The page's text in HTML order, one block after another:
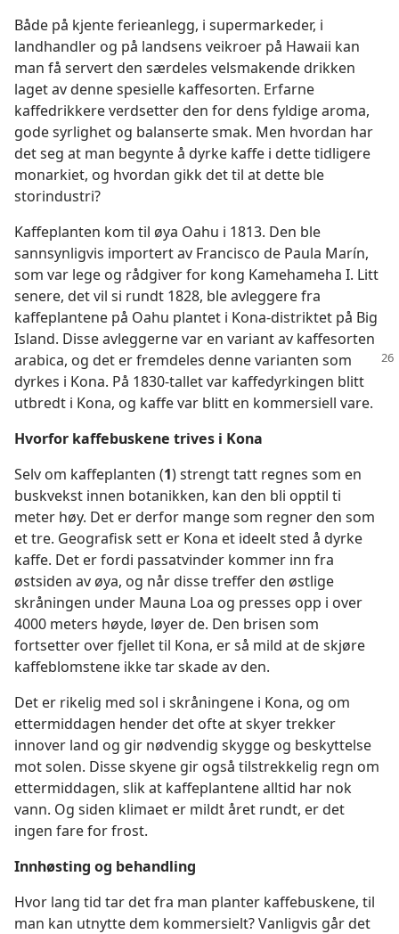
Både på kjente ferieanlegg, i supermarkeder, i
landhandler og på landsens veikroer på Hawaii kan
man få servert den særdeles velsmakende drikken
laget av denne spesielle kaffesorten. Erfarne
kaffedrikkere verdsetter den for dens fyldige aroma,
gode syrlighet og balanserte smak. Men hvordan har
det seg at man begynte å dyrke kaffe i dette tidligere
monarkiet, og hvordan gikk det til at dette ble
storindustri?
Kaffeplanten kom til øya Oahu i 1813. Den ble
sannsynligvis importert av Francisco de Paula Marín,
som var lege og rådgiver for kong Kamehameha I. Litt
senere, det vil si rundt 1828, ble avleggere fra
kaffeplantene på Oahu plantet i Kona-distriktet på Big
Island. Disse avleggerne var en variant av kaffesorten
arabica, og det er fremdeles denne varianten som
dyrkes i Kona. På 1830-tallet var kaffedyrkingen blitt
utbredt i Kona, og kaffe var blitt en kommersiell vare.
Hvorfor kaffebuskene trives i Kona
Selv om kaffeplanten (1) strengt tatt regnes som en
buskvekst innen botanikken, kan den bli opptil ti
meter høy. Det er derfor mange som regner den som
et tre. Geografisk sett er Kona et ideelt sted å dyrke
kaffe. Det er fordi passatvinder kommer inn fra
østsiden av øya, og når disse treffer den østlige
skråningen under Mauna Loa og presses opp i over
4000 meters høyde, løyer de. Den brisen som
fortsetter over fjellet til Kona, er så mild at de skjøre
kaffeblomstene ikke tar skade av den.
Det er rikelig med sol i skråningene i Kona, og om
ettermiddagen hender det ofte at skyer trekker
innover land og gir nødvendig skygge og beskyttelse
mot solen. Disse skyene gir også tilstrekkelig regn om
ettermiddagen, slik at kaffeplantene alltid har nok
vann. Og siden klimaet er mildt året rundt, er det
ingen fare for frost.
Innhøsting og behandling
Hvor lang tid tar det fra man planter kaffebuskene, til
man kan utnytte dem kommersielt? Vanligvis går det